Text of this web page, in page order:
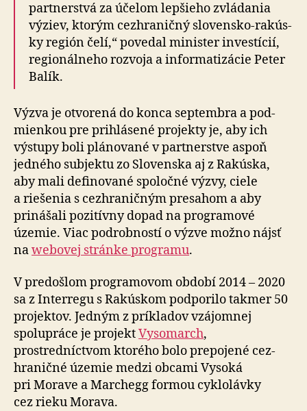
partnerstvá za účelom lepšieho zvládania
výziev, ktorým cez­hra­ničný slo­ven­sko-ra­kús­
ky región čelí,“ povedal minister investícií,
re­gio­nál­neho roz­voja a in­for­ma­ti­zácie Peter
Balík.
Výzva je otvorená do konca septembra a pod­
mienkou pre pri­hlá­sené projekty je, aby ich
výstupy boli plánované v partnerstve aspoň
jedného subjektu zo Slo­ven­ska aj z Ra­kús­ka,
aby mali definované spoločné výzvy, ciele
a riešenia s cez­hra­ničným presahom a aby
prinášali pozitívny dopad na programové
územie. Viac pod­rob­ností o výzve možno nájsť
nawebovej stránke programu.
V predošlom programovom období 2014 – 2020
sa z Interregu s Rakúskom podporilo takmer 50
projektov. Jedným z príkladov vzájomnej
spolupráce je projektVysomarch,
prostredníctvom ktorého bolo prepojené cez­
hra­nič­né územie medzi obcami Vysoká
pri Morave a Marchegg formou cyklo­lávky
cez rieku Morava.